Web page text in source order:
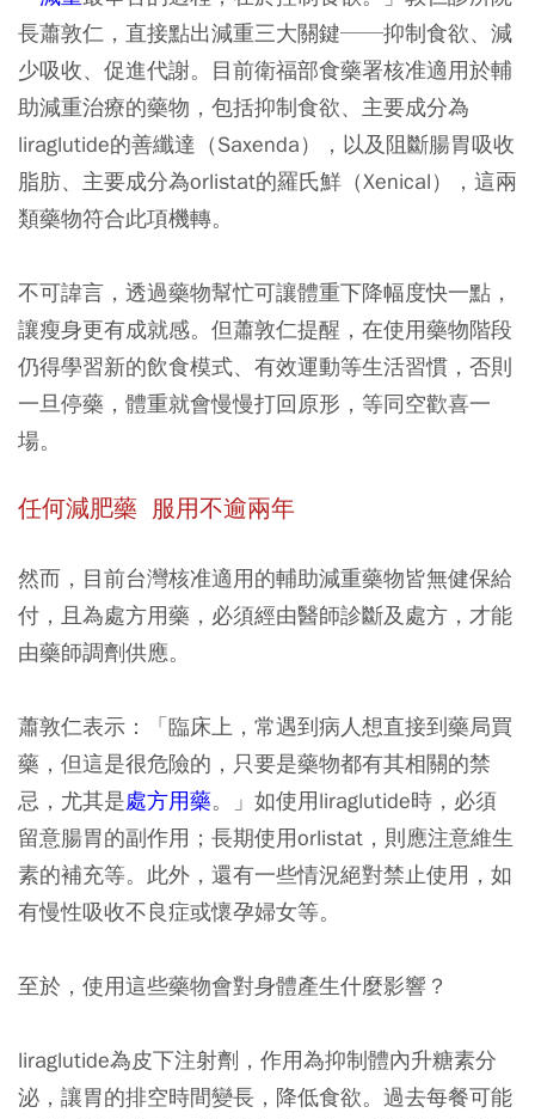
長蕭敦仁，直接點出減重三大關鍵──抑制食欲、減
少吸收、促進代謝。目前衛福部食藥署核准適用於輔
助減重治療的藥物，包括抑制食欲、主要成分為
liraglutide的善纖達（Saxenda），以及阻斷腸胃吸收
脂肪、主要成分為orlistat的羅氏鮮（Xenical），這兩
類藥物符合此項機轉。
不可諱言，透過藥物幫忙可讓體重下降幅度快一點，
讓瘦身更有成就感。但蕭敦仁提醒，在使用藥物階段
仍得學習新的飲食模式、有效運動等生活習慣，否則
一旦停藥，體重就會慢慢打回原形，等同空歡喜一
場。
任何減肥藥 服用不逾兩年
然而，目前台灣核准適用的輔助減重藥物皆無健保給
付，且為處方用藥，必須經由醫師診斷及處方，才能
由藥師調劑供應。
蕭敦仁表示：「臨床上，常遇到病人想直接到藥局買
藥，但這是很危險的，只要是藥物都有其相關的禁
忌，尤其是處方用藥。」如使用liraglutide時，必須
留意腸胃的副作用；長期使用orlistat，則應注意維生
素的補充等。此外，還有一些情況絕對禁止使用，如
有慢性吸收不良症或懷孕婦女等。
至於，使用這些藥物會對身體產生什麼影響？
liraglutide為皮下注射劑，作用為抑制體內升糖素分
泌，讓胃的排空時間變長，降低食欲。過去每餐可能